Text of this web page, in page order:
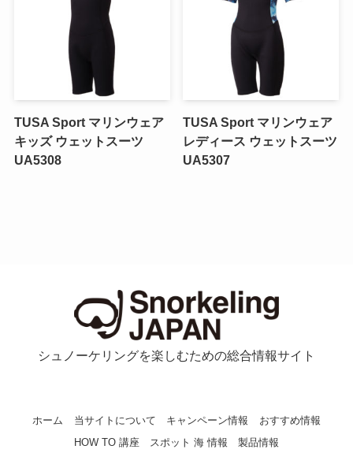
TUSA Sport マリンウェア
キッズ ウェットスーツ
UA5308
TUSA Sport マリンウェア
レディース ウェットスーツ
UA5307
シュノーケリングを楽しむための総合情報サイト
ホーム 当サイトについて キャンペーン情報
おすすめ情報
HOW TO 講座
スポット 海 情報 製品情報